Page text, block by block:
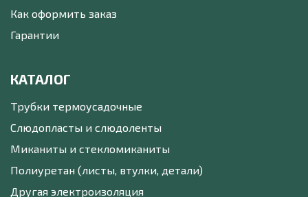
Как оформить заказ
Гарантии
КАТАЛОГ
Трубки термоусадочные
Слюдопласты и слюдоленты
Миканиты и стекломиканиты
Полиуретан (листы, втулки, детали)
Другая электроизоляция